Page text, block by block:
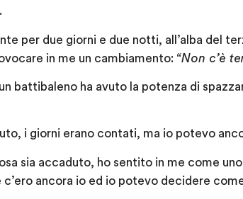
per due giorni e due notti, all’alba del
in me un cambiamento: “Non c’è
battibaleno ha avuto la potenza di
i giorni erano contati, ma io potevo
sia accaduto, ho sentito in me come
c’ero ancora io ed io potevo decidere